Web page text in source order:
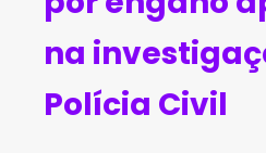
na
Polícia Civil